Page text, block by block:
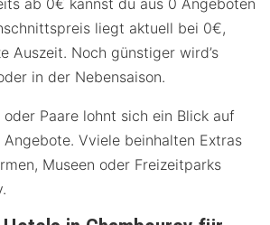
ab 0€ kannst du aus 0 Angeboten
liegt aktuell bei 0€,
Auszeit. Noch günstiger wird’s
in der Nebensaison.
oder Paare lohnt sich ein Blick auf
Angebote. Vviele beinhalten Extras
Museen oder Freizeitparks